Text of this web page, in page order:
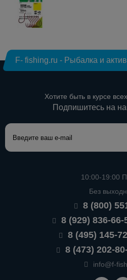
F- fishing.ru - Рыбалка и
Хотите быть в курсе
Подпишитесь на
10:00-19:00
Без
8 (800)
8 (929) 836-66-
8 (495) 145-
8 (473) 202-
info@f-